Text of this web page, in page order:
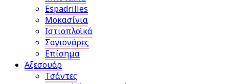
Espadrilles
Μοκασίνια
Ιστιοπλοϊκά
Σαγιονάρες
Επίσημα
Αξεσουάρ
Τσάντες